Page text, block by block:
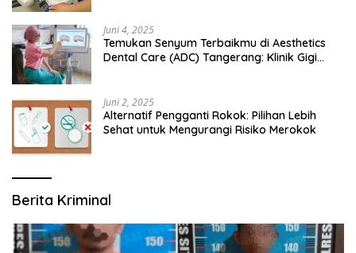
Juni 4, 2025
Temukan Senyum Terbaikmu di Aesthetics
Dental Care (ADC) Tangerang: Klinik Gigi
Juni 2, 2025
Alternatif Pengganti Rokok: Pilihan Lebih
Sehat untuk Mengurangi Risiko Merokok
Berita Kriminal